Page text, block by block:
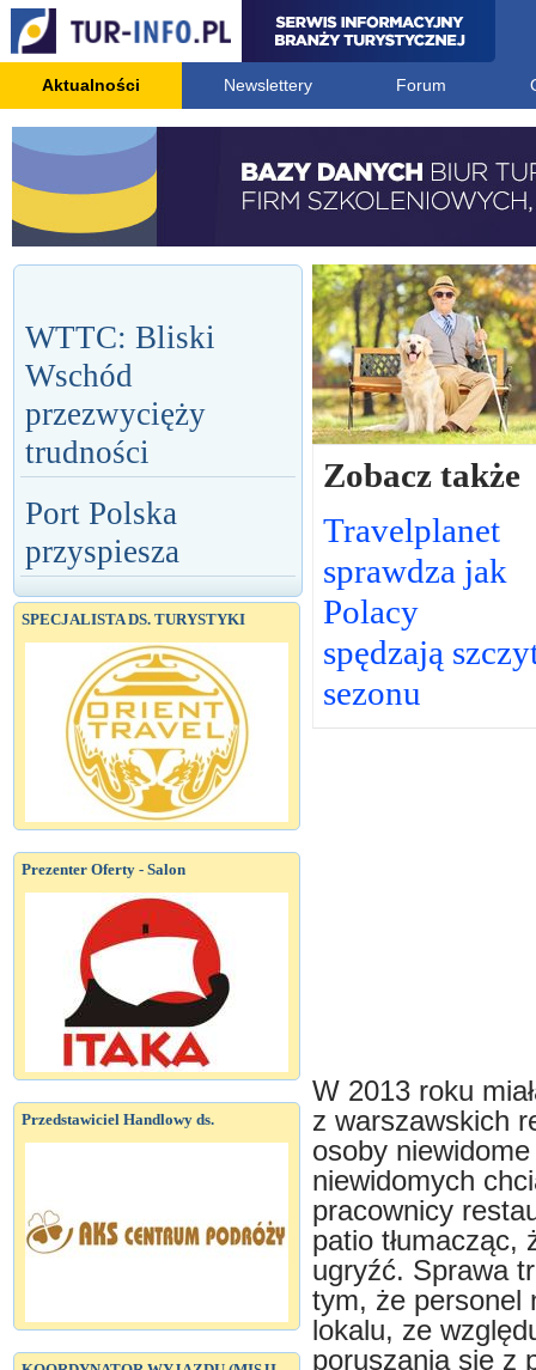
Aktualności Newslettery Forum
WTTC: Bliski
Wschód
przezwycięży
trudności
Port Polska
przyspiesza
SPECJALISTA DS. TURYSTYKI
Prezenter Oferty - Salon
Przedstawiciel Handlowy ds.
Zobacz także
Travelplanet
sprawdza jak
Polacy
spędzają
sezonu
W 2013 roku
z warszawskich
osoby
niewidomych
pracownicy
patio tłumacząc,
ugryźć. Sprawa
tym, że personel
lokalu, ze
poruszania się z